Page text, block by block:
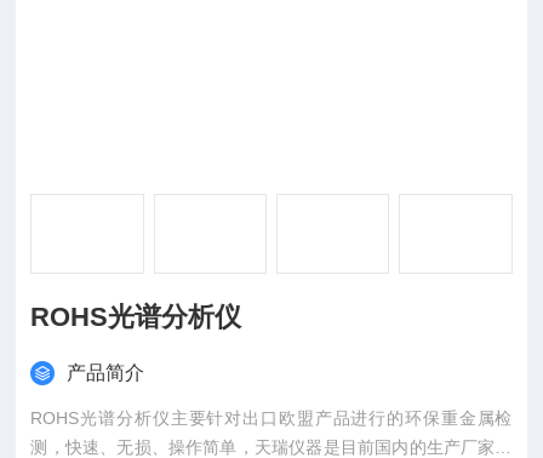
ROHS光谱分析仪
产品简介
ROHS光谱分析仪主要针对出口欧盟产品进行的环保重金属检
测，快速、无损、操作简单，天瑞仪器是目前国内的生产厂家，